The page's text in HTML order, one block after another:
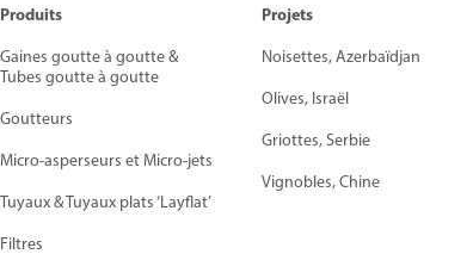
Produits
Gaines goutte à goutte &
Tubes goutte à goutte
Goutteurs
Micro-asperseurs et Micro-jets
Tuyaux & Tuyaux plats ‘Layflat’
Filtres
Projets
Noisettes, Azerbaïdjan
Olives, Israël
Griottes, Serbie
Vignobles, Chine